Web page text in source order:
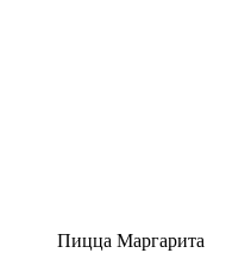
Пицца Маргарита